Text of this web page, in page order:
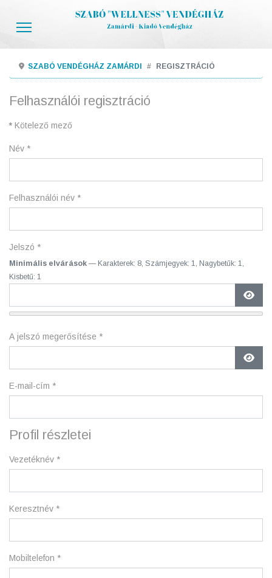
SZABÓ VENDÉGHÁZ ZAMÁRDI REGISZTRÁCIÓ
Felhasználói regisztráció
* Kötelező mező
Név *
Felhasználói név *
Jelszó *
Minimális elvárások — Karakterek: 8, Számjegyek: 1, Nagybetűk: 1,
Kisbetű: 1
A jelszó megerősítése *
E-mail-cím *
Profil részletei
Vezetéknév *
Keresztnév *
Mobiltelefon *